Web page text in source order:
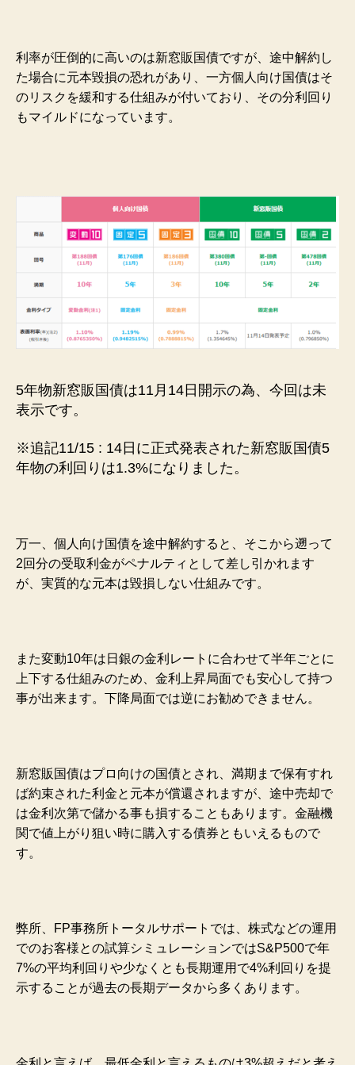
利率が圧倒的に高いのは新窓販国債ですが、途中解約し
た場合に元本毀損の恐れがあり、一方個人向け国債はそ
のリスクを緩和する仕組みが付いており、その分利回り
もマイルドになっています。
5年物新窓販国債は11月14日開示の為、今回は未
表示です。
※追記11/15 : 14日に正式発表された新窓販国債5
年物の利回りは1.3%になりました。
万一、個人向け国債を途中解約すると、そこから遡って
2回分の受取利金がペナルティとして差し引かれます
が、実質的な元本は毀損しない仕組みです。
また変動10年は日銀の金利レートに合わせて半年ごとに
上下する仕組みのため、金利上昇局面でも安心して持つ
事が出来ます。下降局面では逆にお勧めできません。
新窓販国債はプロ向けの国債とされ、満期まで保有すれ
ば約束された利金と元本が償還されますが、途中売却で
は金利次第で儲かる事も損することもあります。金融機
関で値上がり狙い時に購入する債券ともいえるもので
す。
弊所、FP事務所トータルサポートでは、株式などの運用
でのお客様との試算シミュレーションではS&P500で年
7%の平均利回りや少なくとも長期運用で4%利回りを提
示することが過去の長期データから多くあります。